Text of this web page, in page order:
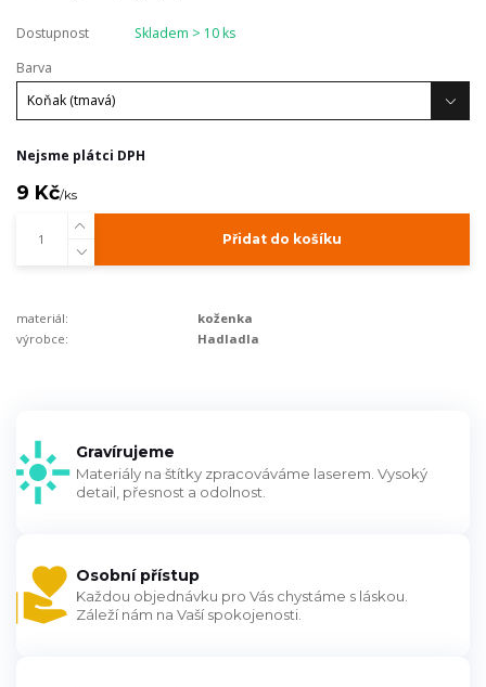
Dostupnost
Skladem > 10 ks
Barva
Nejsme plátci DPH
9 Kč/ks
Přidat do košíku
materiál:
koženka
výrobce:
Hadladla
Gravírujeme
Materiály na štítky zpracováváme laserem. Vysoký
detail, přesnost a odolnost.
Osobní přístup
Každou objednávku pro Vás chystáme s láskou.
Záleží nám na Vaší spokojenosti.